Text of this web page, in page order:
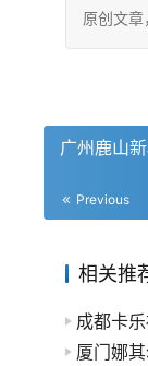
原创文
广州鹿山
Previous
相关推
成都卡
厦门娜